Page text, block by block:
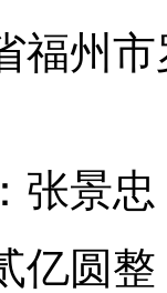
福州
张景忠
亿圆整